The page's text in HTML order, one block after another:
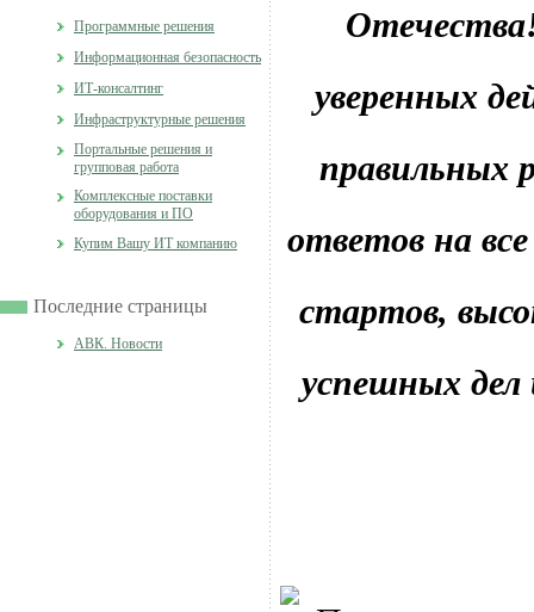
Программные решения
Информационная безопасность
ИТ-консалтинг
Инфраструктурные решения
Портальные решения и
групповая работа
Комплексные поставки
оборудования и ПО
Купим Вашу ИТ компанию
Последние страницы
АВК. Новости
уверенных
правильных
ответов на
стартов,
успешных дел